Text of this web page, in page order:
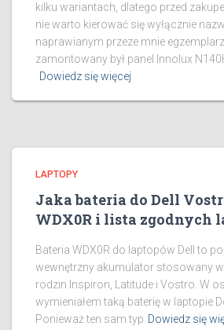
kilku wariantach, dlatego przed
nie warto kierować się wyłącznie
naprawianym przeze mnie
zamontowany był panel Innolux
Dowiedz się więcej
LAPTOPY
Jaka bateria do Dell
WDX0R i lista zgodnych
Bateria WDX0R do laptopów Dell to
wewnętrzny akumulator stosowany
rodzin Inspiron, Latitude i Vostro. W
wymieniałem taką baterię w laptopie
Ponieważ ten sam typ Dowiedz się